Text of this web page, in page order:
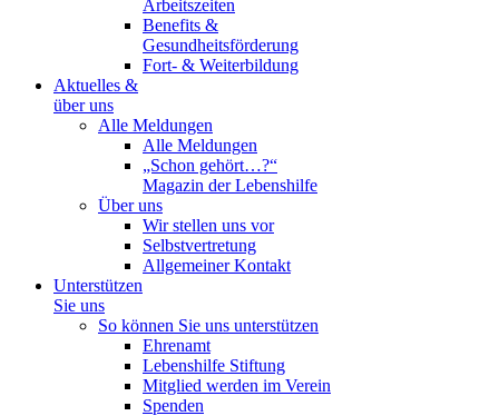
Arbeitszeiten
Benefits &
Gesundheitsförderung
Fort- & Weiterbildung
Aktuelles &
über uns
Alle Meldungen
Alle Meldungen
„Schon gehört…?“
Magazin der Lebenshilfe
Über uns
Wir stellen uns vor
Selbstvertretung
Allgemeiner Kontakt
Unterstützen
Sie uns
So können Sie uns unterstützen
Ehrenamt
Lebenshilfe Stiftung
Mitglied werden im Verein
Spenden